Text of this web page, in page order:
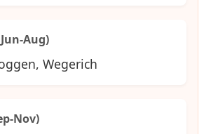
Aug)
Wegerich
Nov)